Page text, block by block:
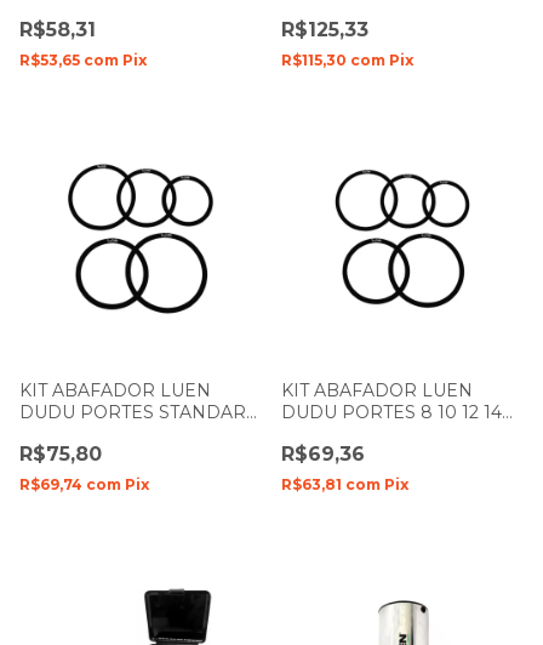
CORES 60046
R$58,31
R$53,65 com Pix
R$125,33
R$115,30 com Pix
KIT ABAFADOR LUEN
DUDU PORTES STANDART
BLACK
R$75,80
R$69,74 com Pix
KIT ABAFADOR LUEN
DUDU PORTES 8 10 12 14
R$69,36
R$63,81 com Pix